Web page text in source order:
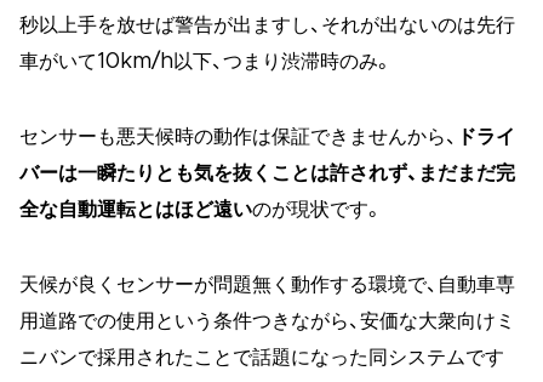
秒以上手を放せば警告が出ますし、それが出ないのは先行
車がいて10km/h以下、つまり渋滞時のみ。
センサーも悪天候時の動作は保証できませんから、
ドライ
バーは一瞬たりとも気を抜くことは許されず、まだまだ完
全な自動運転とはほど遠いのが現状です。
天候が良くセンサーが問題無く動作する環境で、自動車専
用道路での使用という条件つきながら、安価な大衆向けミ
ニバンで採用されたことで話題になった同システムです